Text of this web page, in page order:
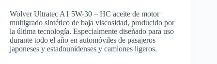
Wolver Ultratec A1 5W-30 – HC aceite de motor
multigrado sintético de baja viscosidad, producido por
la última tecnología. Especialmente diseñado para uso
durante todo el año en automóviles de pasajeros
japoneses y estadounidenses y camiones ligeros.